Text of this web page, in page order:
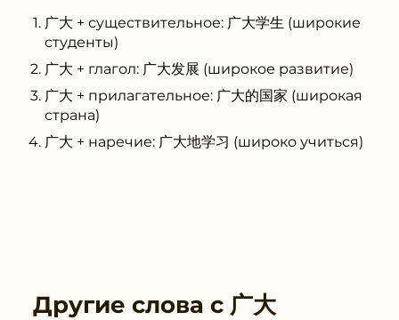
广大 + существительное: 广大学生 (широкие
студенты)
广大 + глагол: 广大发展 (широкое развитие)
广大 + прилагательное: 广大的国家 (широкая
страна)
广大 + наречие: 广大地学习 (широко учиться)
Другие слова с 广大